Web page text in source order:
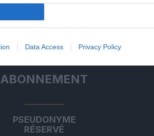
Data Access Privacy Policy
ABONNEMENT
PSEUDONYME
RÉSERVÉ